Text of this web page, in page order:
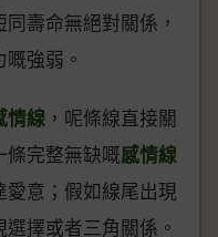
同壽命無絕對關係，
強弱。
情線 ，呢條線直接關
條完整無缺嘅感情線
愛意；假如線尾出現
擇或者三角關係。